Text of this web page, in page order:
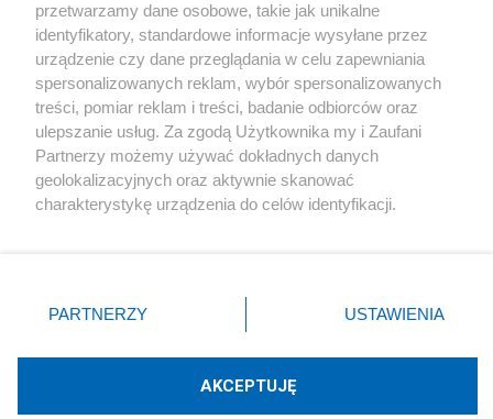
Kultura
X Facebook Instagram Youtube
przetwarzamy dane osobowe, takie jak unikalne
identyfikatory, standardowe informacje wysyłane przez
urządzenie czy dane przeglądania w celu zapewniania
spersonalizowanych reklam, wybór spersonalizowanych
treści, pomiar reklam i treści, badanie odbiorców oraz
ulepszanie usług. Za zgodą Użytkownika my i Zaufani
Partnerzy możemy używać dokładnych danych
geolokalizacyjnych oraz aktywnie skanować
charakterystykę urządzenia do celów identyfikacji.
zmienić/wycofać klikając przycisk ustawień prywatności
znajdujący się w lewym dolnym rogu strony
rodzaje przetwarzania danych nie wymagają zgody
użytkownika, ale masz prawo sprzeciwić się takiemu
PARTNERZY USTAWIENIA
AKCEPTUJĘ